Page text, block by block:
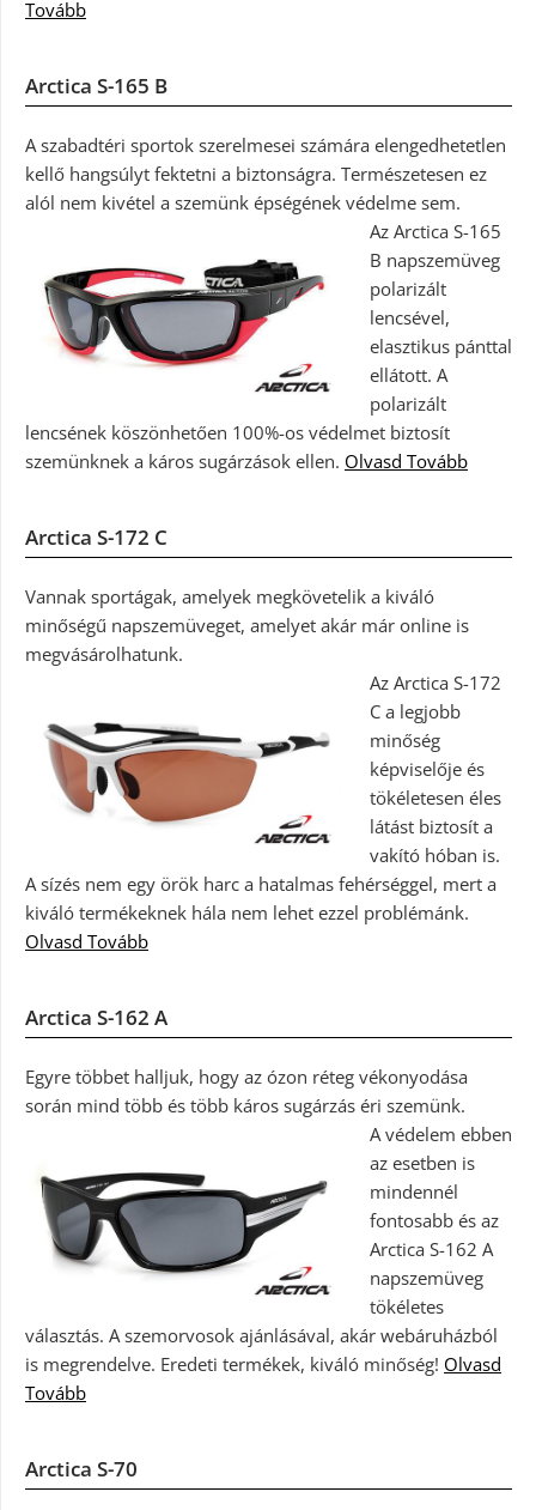
Tovább
Arctica S-165 B
A szabadtéri sportok szerelmesei számára elengedhetetlen
kellő hangsúlyt fektetni a biztonságra. Természetesen ez
alól nem kivétel a szemünk épségének védelme sem.
Az Arctica S-165
B napszemüveg
polarizált
lencsével,
elasztikus pánttal
ellátott. A
polarizált
lencsének köszönhetően 100%-os védelmet biztosít
szemünknek a káros sugárzások ellen. Olvasd Tovább
Arctica S-172 C
Vannak sportágak, amelyek megkövetelik a kiváló
minőségű napszemüveget, amelyet akár már online is
megvásárolhatunk.
Az Arctica S-172
C a legjobb
minőség
képviselője és
tökéletesen éles
látást biztosít a
vakító hóban is.
A sízés nem egy örök harc a hatalmas fehérséggel, mert a
kiváló termékeknek hála nem lehet ezzel problémánk.
Olvasd Tovább
Arctica S-162 A
Egyre többet halljuk, hogy az ózon réteg vékonyodása
során mind több és több káros sugárzás éri szemünk.
A védelem ebben
az esetben is
mindennél
fontosabb és az
Arctica S-162 A
napszemüveg
tökéletes
választás. A szemorvosok ajánlásával, akár webáruházból
is megrendelve. Eredeti termékek, kiváló minőség! Olvasd
Tovább
Arctica S-70